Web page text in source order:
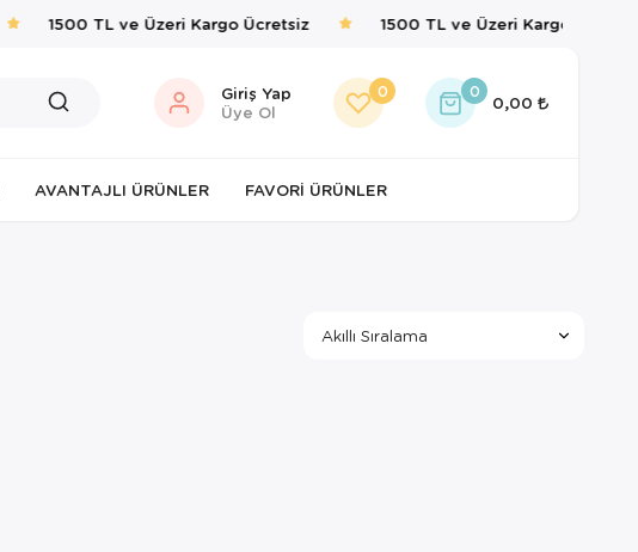
1500 TL ve Üzeri Kargo Ücretsiz 1500 TL ve Üzeri Kargo Ücretsiz
Giriş Yap
Üye Ol
0 0
0,00
AVANTAJLI ÜRÜNLER FAVORI ÜRÜNLER